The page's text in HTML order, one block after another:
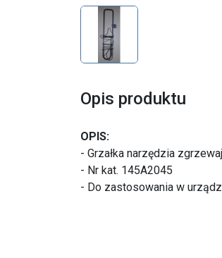
Opis produktu
OPIS:
- Grzałka narzędzia
- Nr kat. 145A2045
- Do zastosowania w